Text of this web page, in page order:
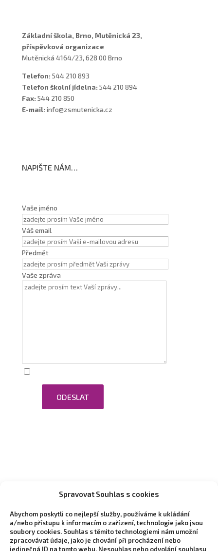
Spravovat Souhlas s cookies
Abychom poskytli co nejlepší služby, používáme k ukládání
a/nebo přístupu k informacím o zařízení, technologie jako jsou
soubory cookies. Souhlas s těmito technologiemi nám umožní
zpracovávat údaje, jako je chování při procházení nebo
jedinečná ID na tomto webu. Nesouhlas nebo odvolání souhlasu
Základní škola, Brno, Mutěnická 23,
příspěvková organizace
Mutěnická 4164/23, 628 00 Brno
Telefon: 544 210 893
Telefon školní jídelna: 544 210 894
Fax: 544 210 850
E-mail: info@zsmutenicka.cz
NAPIŠTE NÁM…
Vaše jméno
Váš email
Předmět
Vaše zpráva
ODESLAT